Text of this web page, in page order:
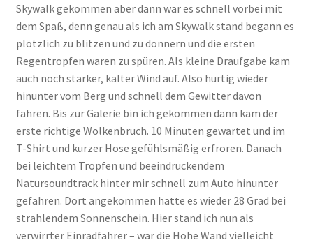
Skywalk gekommen aber dann war es schnell vorbei mit
dem Spaß, denn genau als ich am Skywalk stand begann es
plötzlich zu blitzen und zu donnern und die ersten
Regentropfen waren zu spüren. Als kleine Draufgabe kam
auch noch starker, kalter Wind auf. Also hurtig wieder
hinunter vom Berg und schnell dem Gewitter davon
fahren. Bis zur Galerie bin ich gekommen dann kam der
erste richtige Wolkenbruch. 10 Minuten gewartet und im
T-Shirt und kurzer Hose gefühlsmäßig erfroren. Danach
bei leichtem Tropfen und beeindruckendem
Natursoundtrack hinter mir schnell zum Auto hinunter
gefahren. Dort angekommen hatte es wieder 28 Grad bei
strahlendem Sonnenschein. Hier stand ich nun als
verwirrter Einradfahrer – war die Hohe Wand vielleicht